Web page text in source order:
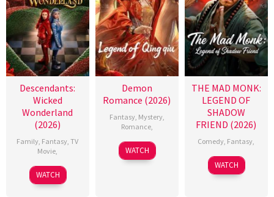
Descendants:
Wicked
Wonderland
(2026)
Family, Fantasy,TV
Movie,
WATCH
Demon
Romance (2026)
Fantasy, Mystery,
Romance,
WATCH
THE MAD MONK:
LEGEND OF
SHADOW
FRIEND (2026)
Comedy, Fantasy,
WATCH